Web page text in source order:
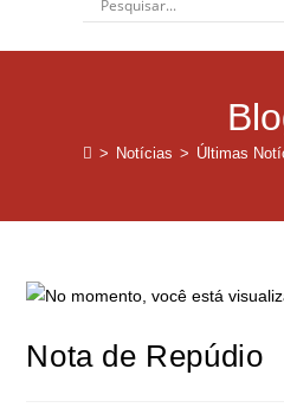
> Notícias > Últimas
Nota de Repúdio